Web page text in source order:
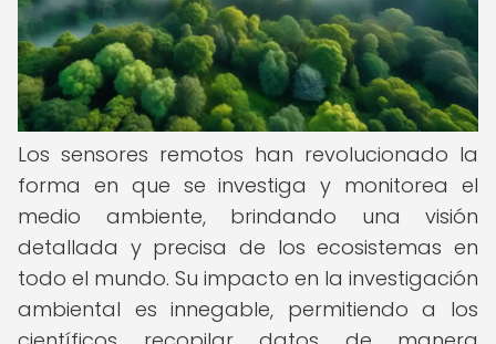
Los sensores remotos han revolucionado la
forma en que se investiga y monitorea el
medio ambiente, brindando una visión
detallada y precisa de los ecosistemas en
todo el mundo. Su impacto en la investigación
ambiental es innegable, permitiendo a los